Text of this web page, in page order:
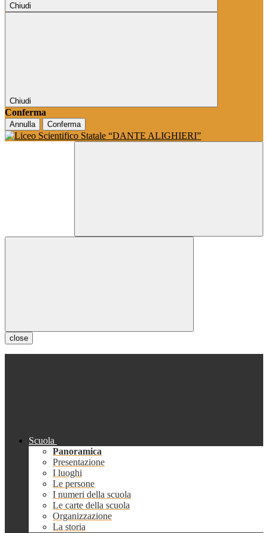
Chiudi
Chiudi
Conferma
Annulla Conferma
close
Scuola
Panoramica
Presentazione
I luoghi
Le persone
I numeri della scuola
Le carte della scuola
Organizzazione
La storia